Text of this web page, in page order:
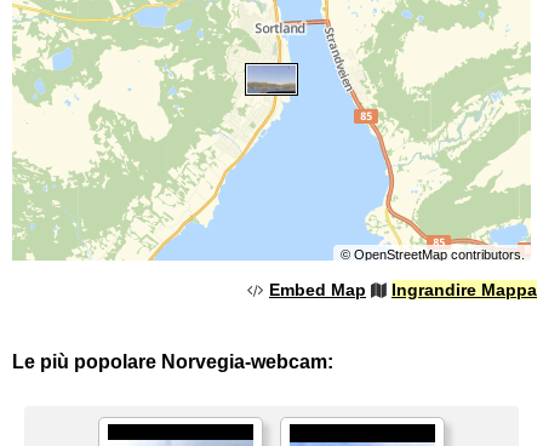
© OpenStreetMapcontributors.
Embed Map Ingrandire Mappa
Le più popolare Norvegia-webcam: